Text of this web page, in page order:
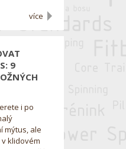
více
9
i po
mýtus, ale
klidovém